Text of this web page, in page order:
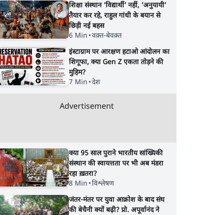
9
विज्ञापनों पर उड़ाने में मोदी
3.0 को भी पीछे छोड़ा
शाकिब अल हसन के
पेट्रोल बम से हमला
शिक्षा संस्थान ‘विद्यार्थी’ नहीं, ‘अनुयायी’
तैयार कर रहे, राहुल गांधी के बयान से
छिड़ी नई बहस
6 Min •वक़्त-बेवक़्त
इंस्टाग्राम पर आरक्षण हटाओ आंदोलन का
शिगूफा, क्या Gen Z एकता तोड़ने की
मुहिम?
7 Min •देश
Advertisement
क्या 95 साल पुराने भारतीय सांख्यिकी
संस्थान की स्वायत्तता पर भी अब मंडरा
रहा ख़तरा?
8 Min •विश्लेषण
जंतर-मंतर पर युवा आक्रोश के बाद संघ
की बेचैनी क्यों बढ़ी? प्रो. अपूर्वानंद ने